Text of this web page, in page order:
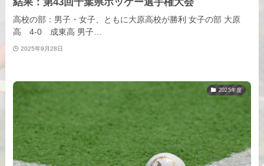
高校の部：男子・女子、ともに大原高校が勝利 女子の部 大原
高 4-0 成東高 男子…
2025年9月28日
2025年度